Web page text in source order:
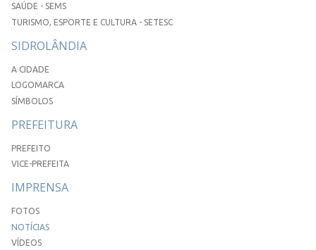
SAÚDE - SEMS
TURISMO, ESPORTE E CULTURA - SETESC
SIDROLÂNDIA
A CIDADE
LOGOMARCA
SÍMBOLOS
PREFEITURA
PREFEITO
VICE-PREFEITA
IMPRENSA
FOTOS
NOTÍCIAS
VÍDEOS